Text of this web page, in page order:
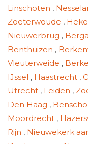
Linschoten ,
Zoeterwoude ,
Nieuwerbrug ,
Benthuizen ,
Vleuterweide ,
IJssel , Haastrecht ,
Utrecht , Leiden ,
Den Haag ,
Moordrecht ,
Rijn , Nieuwekerk